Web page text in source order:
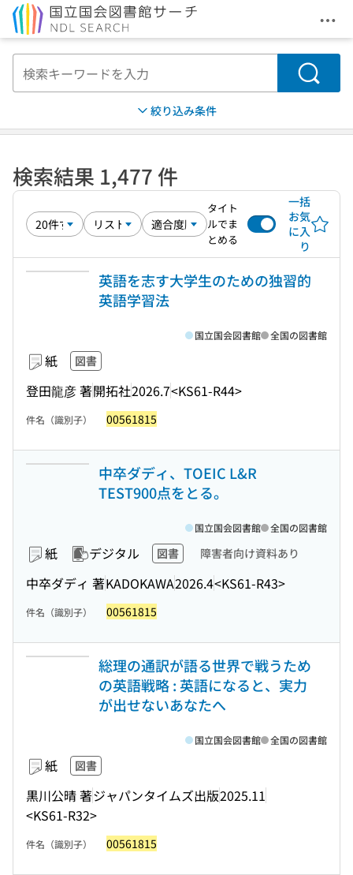
メ
検索
絞り込み条件
検索結果 1,477 件
タイト
ルでま
とめる
一括
お気
に入
り
英語を志す大学生のための独習的
英語学習法
紙 図書
登田龍彦 著開拓社2026.7<KS61-R44>
国立国会図書館 全国の図書館
件名（識別子） 00561815
中卒ダディ、TOEIC L&R
TEST900点をとる。
紙 デジタル 図書 障害者向け資料あり
中卒ダディ 著KADOKAWA2026.4<KS61-R43>
国立国会図書館 全国の図書館
件名（識別子） 00561815
総理の通訳が語る世界で戦うため
の英語戦略 : 英語になると、実力
が出せないあなたへ
紙 図書
黒川公晴 著ジャパンタイムズ出版2025.11
<KS61-R32>
国立国会図書館 全国の図書館
件名（識別子） 00561815